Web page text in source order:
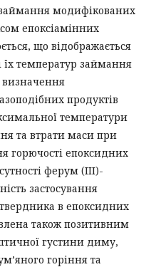
модифікованих
епоксіамінних
що відображається
їх температур займання
визначення
продуктів
температури
та втрати маси при
горючості епоксидних
ферум (ІІІ)-
застосування
в епоксидних
також позитивним
густини диму,
горіння та